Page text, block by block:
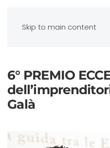
Skip to main content
6° PREMIO
Galà